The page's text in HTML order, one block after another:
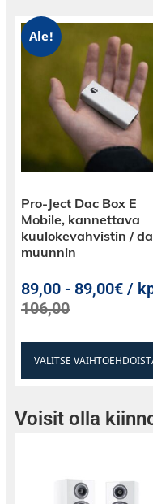
Ale!
Pro-Ject Dac Box E
Mobile, kannettava
kuulokevahvistin /
muunnin
89,00 - 89,00€ /
106,00
VALITSE
Voisit olla